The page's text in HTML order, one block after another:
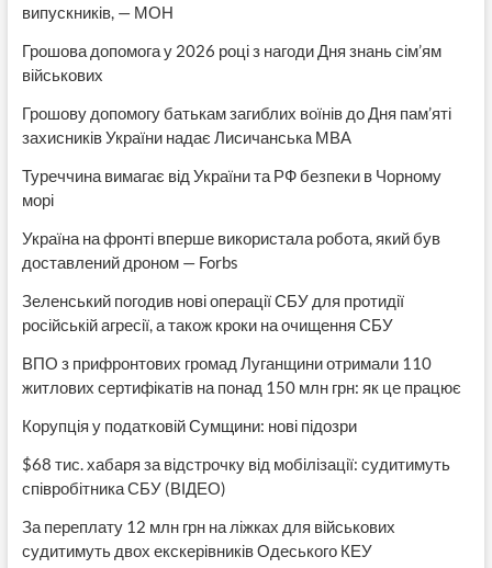
випускників, — МОН
Грошова допомога у 2026 році з нагоди Дня знань сім’ям
військових
Грошову допомогу батькам загиблих воїнів до Дня пам’яті
захисників України надає Лисичанська МВА
Туреччина вимагає від України та РФ безпеки в Чорному
морі
Україна на фронті вперше використала робота, який був
доставлений дроном — Forbs
Зеленський погодив нові операції СБУ для протидії
російській агресії, а також кроки на очищення СБУ
ВПО з прифронтових громад Луганщини отримали 110
житлових сертифікатів на понад 150 млн грн: як це працює
Корупція у податковій Сумщини: нові підозри
$68 тис. хабаря за відстрочку від мобілізації: судитимуть
співробітника СБУ (ВІДЕО)
За переплату 12 млн грн на ліжках для військових
судитимуть двох екскерівників Одеського КЕУ